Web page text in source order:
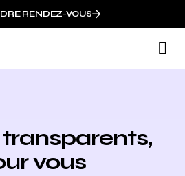
RENDEZ-VOUS
vous